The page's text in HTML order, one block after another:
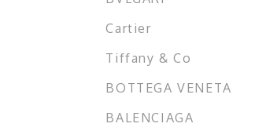
Cartier
Tiffany & Co
BOTTEGA VENETA
BALENCIAGA